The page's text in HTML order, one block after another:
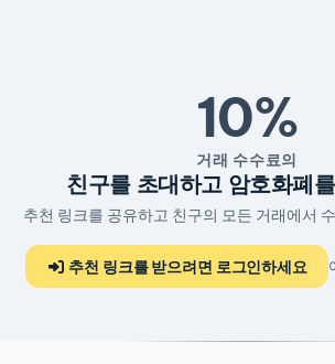
10%
거래 수수료의
친구를 초대하고 암호화폐
추천 링크를 공유하고 친구의 모든 거래에서
추천 링크를 받으려면 로그인하세요